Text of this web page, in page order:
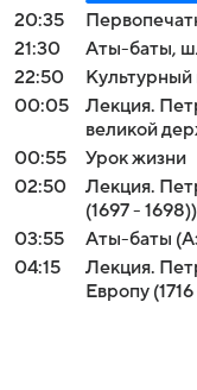
20:35
21:30
Аты-баты,
22:50
00:05
Лекция.
великой
00:55
Урок жизни
02:50
Лекция.
(1697 - 1698))
03:55
Аты-баты
04:15
Лекция.
Европу (1716